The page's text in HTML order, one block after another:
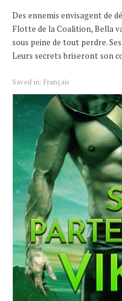
Des ennemis envisagent de
Flotte de la Coalition, Bella
sous peine de tout perdre.
Leurs secrets briseront son
Saved in: Français